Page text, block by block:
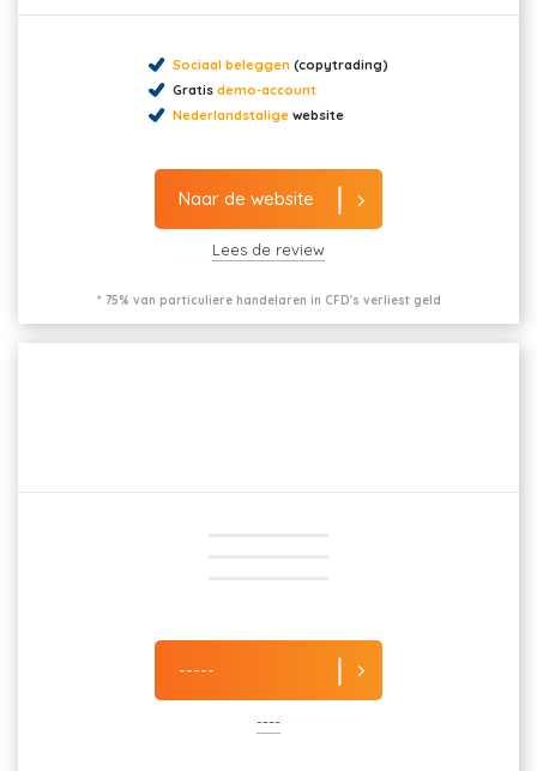
Sociaal beleggen (copytrading)
Gratis demo-account
Nederlandstalige website
Naar de website
Lees de review
* 75% van particuliere handelaren in CFD's verliest geld
-----
----